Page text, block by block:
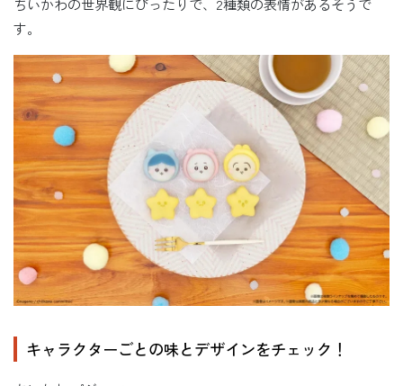
ちいかわの世界観にぴったりで、2種類の表情があるそうで
す。
キャラクターごとの味とデザインをチェック！